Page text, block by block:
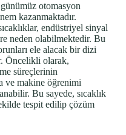
otomasyon
kazanmaktadır.
endüstriyel sinyal
neden olabilmektedir. Bu
ele alacak bir dizi
Öncelikli olarak,
süreçlerinin
ve makine öğrenimi
Bu sayede, sıcaklık
tespit edilip çözüm